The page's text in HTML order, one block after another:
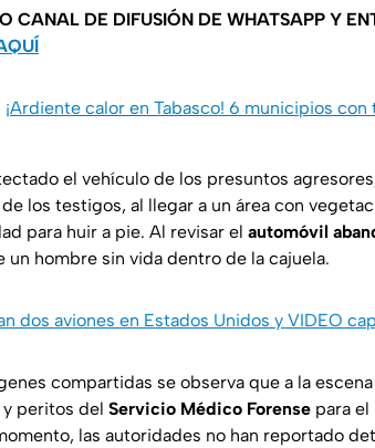
CANAL DE DIFUSIÓN DE WHATSAPP Y
¡Ardiente calor en Tabasco! 6 municipios
el vehículo de los presuntos
los testigos, al llegar a un área con
para huir a pie. Al revisar el automóvil
un hombre sin vida dentro de la cajuela.
dos aviones en Estados Unidos y VIDEO
compartidas se observa que a la
y peritos del Servicio Médico Forense para
las autoridades no han reportado